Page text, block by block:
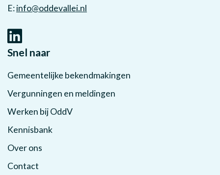
E:info@oddevallei.nl
Snel naar
Gemeentelijke bekendmakingen
Vergunningen en meldingen
Werken bij OddV
Kennisbank
Over ons
Contact